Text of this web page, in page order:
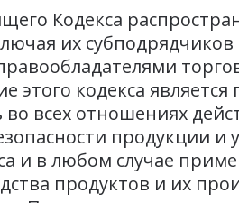
Кодекса
их
этого кодекса
всех отношениях
продукции
и в любом случае
продуктов и их